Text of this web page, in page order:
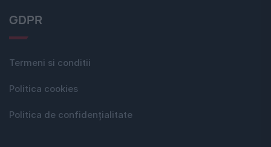
GDPR
Termeni si conditii
Politica cookies
Politica de confidențialitate